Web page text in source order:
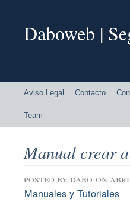
Daboweb |
Aviso Legal Contacto
Team
Manual crear
posted by dabo on
Manuales y Tutoriales